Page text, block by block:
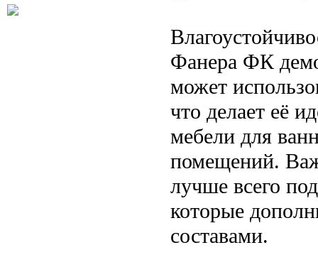
Фанера ФК
может
что делает её
мебели для
помещений.
лучше всего
которые
составами.